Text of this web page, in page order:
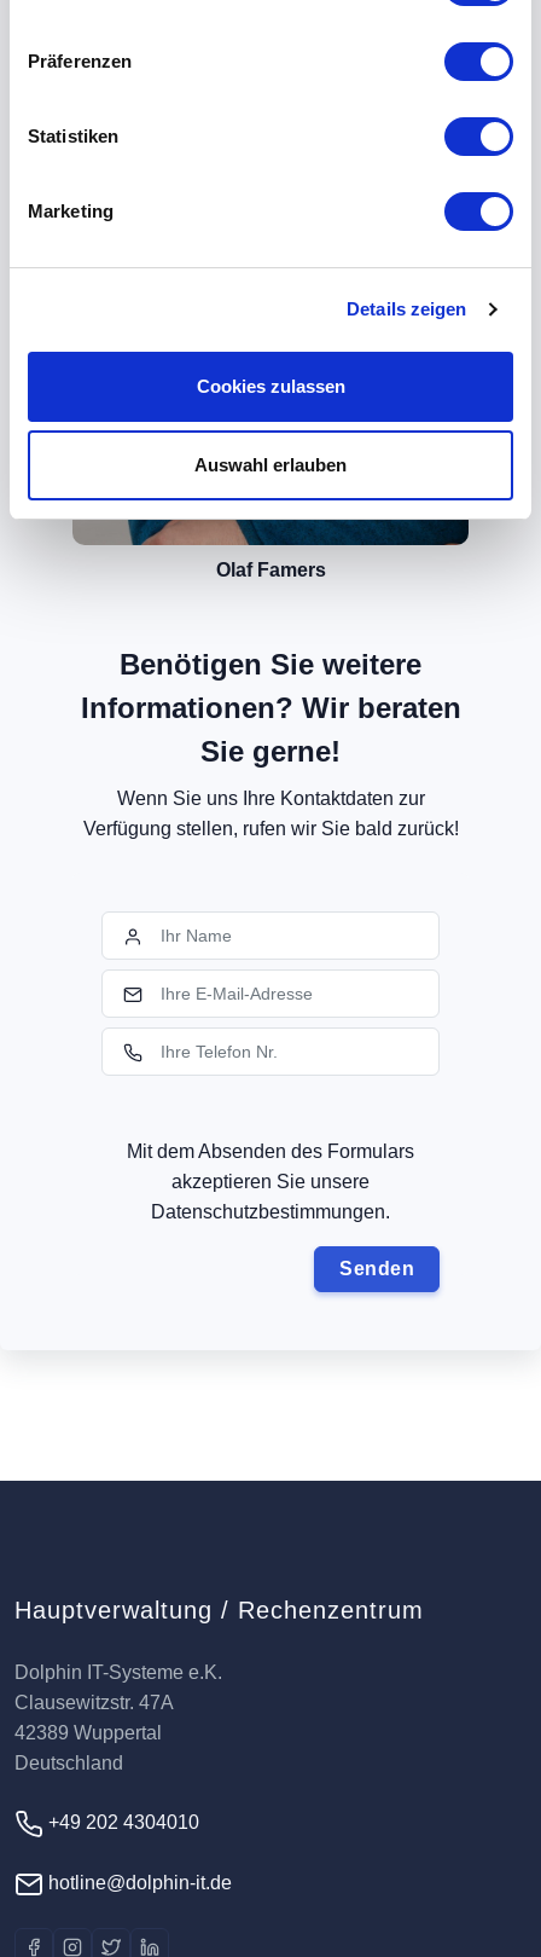
Präferenzen
Statistiken
Marketing
Details zeigen
Cookies zulassen
Auswahl erlauben
Olaf Famers
Benötigen Sie weitere
Informationen? Wir beraten
Sie gerne!
Wenn Sie uns Ihre Kontaktdaten zur
Verfügung stellen, rufen wir Sie bald zurück!
Mit dem Absenden des Formulars
akzeptieren Sie unsere
Datenschutzbestimmungen.
Hauptverwaltung / Rechenzentrum
Dolphin IT-Systeme e.K.
Clausewitzstr. 47A
42389 Wuppertal
Deutschland
+49 202 4304010
hotline@dolphin-it.de